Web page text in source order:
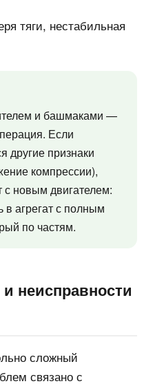
тяги, нестабильная
и башмаками —
Если
другие признаки
компрессии),
с новым двигателем:
в агрегат с полным
по частям.
неисправности
сложный
связано с